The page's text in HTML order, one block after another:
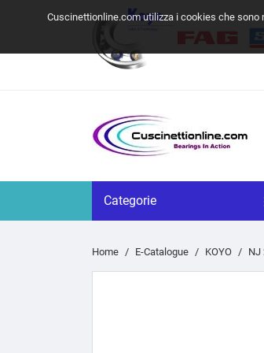
Cuscinettionline.com utilizza i cookies che
Categorie
Home E-Catalogue KOYO NJ